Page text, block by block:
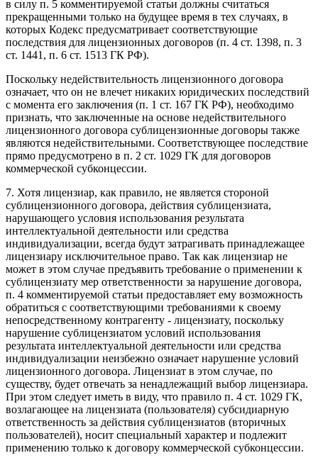
в силу п. 5 комментируемой статьи должны считаться
прекращенными только на будущее время в тех случаях, в
которых Кодекс предусматривает соответствующие
последствия для лицензионных договоров (п. 4 ст. 1398, п. 3
ст. 1441, п. 6 ст. 1513 ГК РФ).
Поскольку недействительность лицензионного договора
означает, что он не влечет никаких юридических последствий
с момента его заключения (п. 1 ст. 167 ГК РФ), необходимо
признать, что заключенные на основе недействительного
лицензионного договора сублицензионные договоры также
являются недействительными. Соответствующее последствие
прямо предусмотрено в п. 2 ст. 1029 ГК для договоров
коммерческой субконцессии.
7. Хотя лицензиар, как правило, не является стороной
сублицензионного договора, действия сублицензиата,
нарушающего условия использования результата
интеллектуальной деятельности или средства
индивидуализации, всегда будут затрагивать принадлежащее
лицензиару исключительное право. Так как лицензиар не
может в этом случае предъявить требование о применении к
сублицензиату мер ответственности за нарушение договора,
п. 4 комментируемой статьи предоставляет ему возможность
обратиться с соответствующими требованиями к своему
непосредственному контрагенту - лицензиату, поскольку
нарушение сублицензиатом условий использования
результата интеллектуальной деятельности или средства
индивидуализации неизбежно означает нарушение условий
лицензионного договора. Лицензиат в этом случае, по
существу, будет отвечать за ненадлежащий выбор лицензиара.
При этом следует иметь в виду, что правило п. 4 ст. 1029 ГК,
возлагающее на лицензиата (пользователя) субсидиарную
ответственность за действия сублицензиатов (вторичных
пользователей), носит специальный характер и подлежит
применению только к договору коммерческой субконцессии.